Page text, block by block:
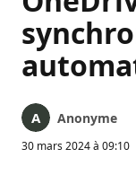
Anonyme
30 mars 2024 à 09:10